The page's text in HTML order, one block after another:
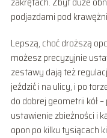
podjazdami pod
Lepszą, choć droższą
możesz precyzyjnie
zestawy dają też
jeździć i na ulicy, i po
do dobrej geometrii kół
ustawienie zbieżności i
opon po kilku tysiącach